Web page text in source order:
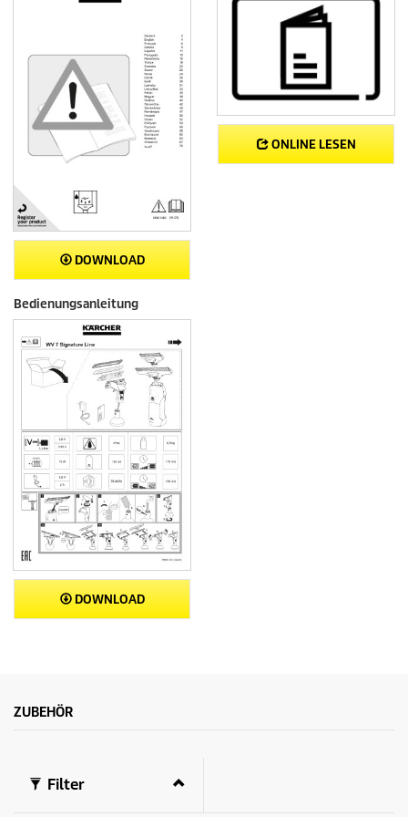
DOWNLOAD
ONLINE LESEN
Bedienungsanleitung
DOWNLOAD
ZUBEHÖR
Filter